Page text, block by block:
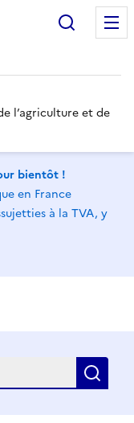
l’agriculture et de
bientôt !
en France
à la TVA, y